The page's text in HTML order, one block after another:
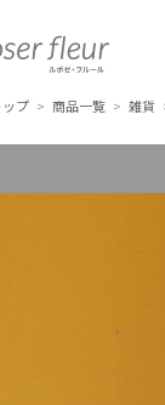
ップ > 商品一覧 > 雑貨